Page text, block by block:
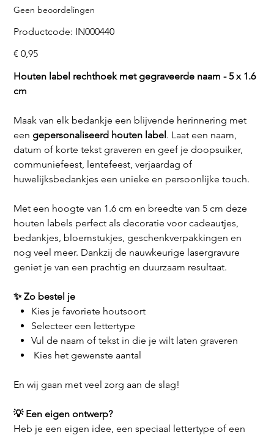
Geen beoordelingen
Productcode: Productcode
IN000440
IN000440
Prijs
€ 0,95
Houten label rechthoek met gegraveerde naam - 5 x 1.6
cm
Maak van elk bedankje een blijvende herinnering met
een gepersonaliseerd houten label . Laat een naam,
datum of korte tekst graveren en geef je doopsuiker,
communiefeest, lentefeest, verjaardag of
huwelijksbedankjes een unieke en persoonlijke touch.
Met een hoogte van 1.6 cm en breedte van 5 cmdeze
houten labels perfect als decoratie voor cadeautjes,
bedankjes, bloemstukjes, geschenkverpakkingen en
nog veel meer. Dankzij de nauwkeurige lasergravure
geniet je van een prachtig en duurzaam resultaat.
✨ Zo bestel je
Kies je favoriete houtsoort
Selecteer een lettertype
Vul de naam of tekst in die je wilt laten graveren
Kies het gewenste aantal
En wij gaan met veel zorg aan de slag!
💡 Een eigen ontwerp?
Heb je een eigen idee, een speciaal lettertype of een